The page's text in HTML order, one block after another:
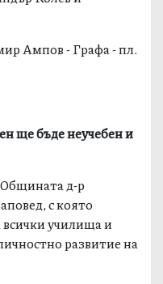
Ампов - Графа - пл.
ще бъде неучебен и
д-р
с която
всички училища и
развитие на